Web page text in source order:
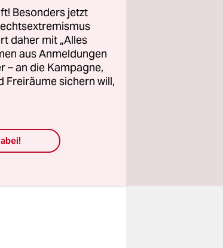
Besonders jetzt
daher mit „Alles
aus Anmeldungen
– an die Kampagne,
Freiräume sichern will,